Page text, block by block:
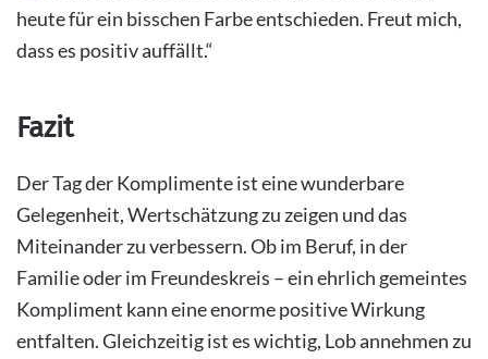
heute für ein bisschen Farbe entschieden. Freut mich,
dass es positiv auffällt.“
Fazit
Der Tag der Komplimente ist eine wunderbare
Gelegenheit, Wertschätzung zu zeigen und das
Miteinander zu verbessern. Ob im Beruf, in der
Familie oder im Freundeskreis – ein ehrlich gemeintes
Kompliment kann eine enorme positive Wirkung
entfalten. Gleichzeitig ist es wichtig, Lob annehmen zu